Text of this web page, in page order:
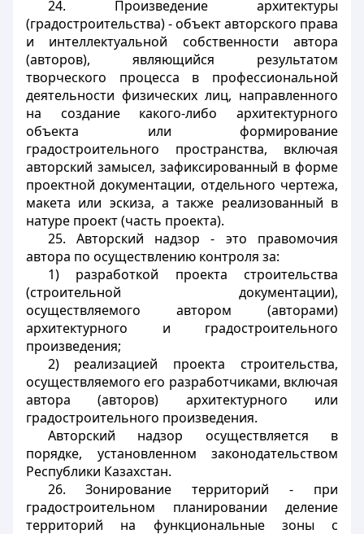
24. Произведение архитектуры
(градостроительства) - объект авторского права
и интеллектуальной собственности автора
(авторов), являющийся результатом
творческого процесса в профессиональной
деятельности физических лиц, направленного
на создание какого-либо архитектурного
объекта или формирование
градостроительного пространства, включая
авторский замысел, зафиксированный в форме
проектной документации, отдельного чертежа,
макета или эскиза, а также реализованный в
натуре проект (часть проекта).
25. Авторский надзор - это правомочия
автора по осуществлению контроля за:
1) разработкой проекта строительства
(строительной документации),
осуществляемого автором (авторами)
архитектурного и градостроительного
произведения;
2) реализацией проекта строительства,
осуществляемого его разработчиками, включая
автора (авторов) архитектурного или
градостроительного произведения.
Авторский надзор осуществляется в
порядке, установленном законодательством
Республики Казахстан.
26. Зонирование территорий - при
градостроительном планировании деление
территорий на функциональные зоны с